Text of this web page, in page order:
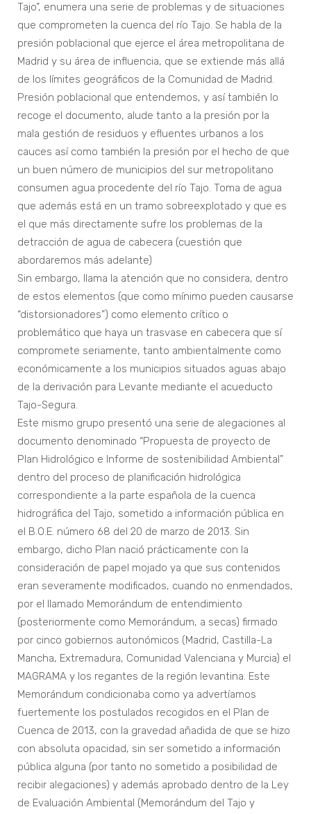
Tajo”, enumera una serie de problemas y de situaciones
que comprometen la cuenca del río Tajo. Se habla de la
presión poblacional que ejerce el área metropolitana de
Madrid y su área de influencia, que se extiende más allá
de los límites geográficos de la Comunidad de Madrid.
Presión poblacional que entendemos, y así también lo
recoge el documento, alude tanto a la presión por la
mala gestión de residuos y efluentes urbanos a los
cauces así como también la presión por el hecho de que
un buen número de municipios del sur metropolitano
consumen agua procedente del río Tajo. Toma de agua
que además está en un tramo sobreexplotado y que es
el que más directamente sufre los problemas de la
detracción de agua de cabecera (cuestión que
abordaremos más adelante)
Sin embargo, llama la atención que no considera, dentro
de estos elementos (que como mínimo pueden causarse
“distorsionadores”) como elemento crítico o
problemático que haya un trasvase en cabecera que sí
compromete seriamente, tanto ambientalmente como
económicamente a los municipios situados aguas abajo
de la derivación para Levante mediante el acueducto
Tajo-Segura.
Este mismo grupo presentó una serie de alegaciones al
documento denominado “Propuesta de proyecto de
Plan Hidrológico e Informe de sostenibilidad Ambiental”
dentro del proceso de planificación hidrológica
correspondiente a la parte española de la cuenca
hidrográfica del Tajo, sometido a información pública en
el B.O.E. número 68 del 20 de marzo de 2013. Sin
embargo, dicho Plan nació prácticamente con la
consideración de papel mojado ya que sus contenidos
eran severamente modificados, cuando no enmendados,
por el llamado Memorándum de entendimiento
(posteriormente como Memorándum, a secas) firmado
por cinco gobiernos autonómicos (Madrid, Castilla-La
Mancha, Extremadura, Comunidad Valenciana y Murcia) el
MAGRAMA y los regantes de la región levantina. Este
Memorándum condicionaba como ya advertíamos
fuertemente los postulados recogidos en el Plan de
Cuenca de 2013, con la gravedad añadida de que se hizo
con absoluta opacidad, sin ser sometido a información
pública alguna (por tanto no sometido a posibilidad de
recibir alegaciones) y además aprobado dentro de la Ley
de Evaluación Ambiental (Memorándum del Tajo y